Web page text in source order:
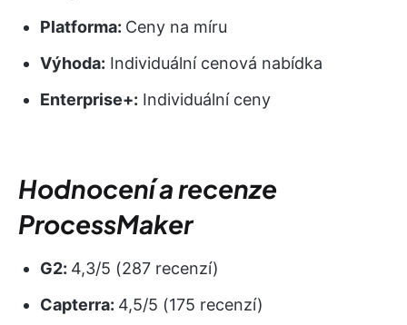
Platforma: Ceny na míru
Výhoda: Individuální cenová nabídka
Enterprise+: Individuální ceny
Hodnocení a recenze
ProcessMaker
G2: 4,3/5 (287 recenzí)
Capterra: 4,5/5 (175 recenzí)